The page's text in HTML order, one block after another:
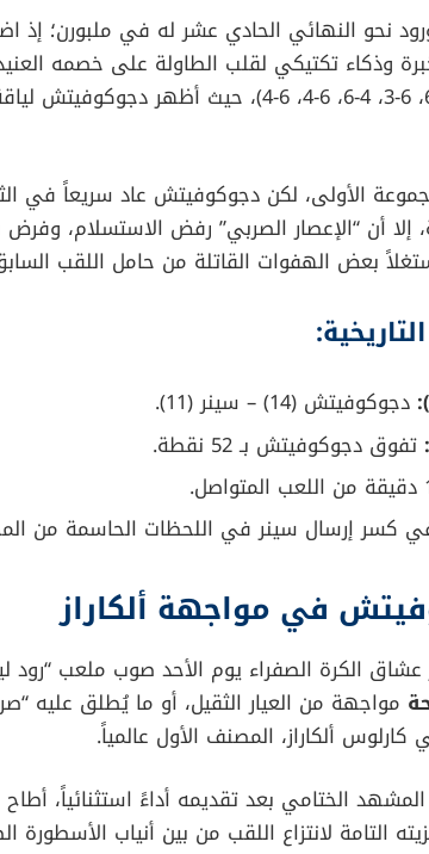
وذكاء تكتيكي لقلب الطاولة على خصمه
النارية بواقع خمس مجموعات (3-6، 6-3، 4-6، 6-4، 6-4)، حيث
الأولى، لكن دجوكوفيتش عاد سريعاً في
إلا أن “الإعصار الصربي” رفض الاستسلام،
بعض الهفوات القاتلة من حامل اللقب
دجوكوفيتش (14) – سينر (11).
تفوق دجوكوفيتش بـ 52 نقطة.
كسر إرسال سينر في اللحظات الحاسمة من
في مواجهة ألكاراز
عشاق الكرة الصفراء يوم الأحد صوب ملعب “رود
مواجهة من العيار الثقيل، أو ما يُطلق عليه
ألكاراز، المصنف الأول عالمياً.
الختامي بعد تقديمه أداءً استثنائياً، أطاح
التامة لانتزاع اللقب من بين أنياب الأسطورة